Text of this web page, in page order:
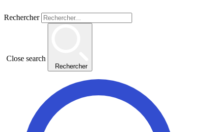
Rechercher
Close search
Rechercher